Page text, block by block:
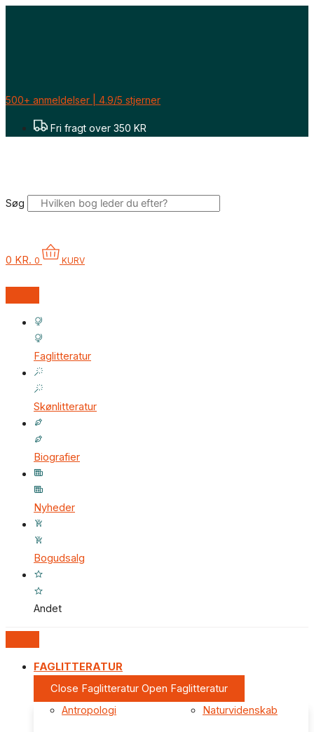
Gå
500+ anmeldelser | 4.9/5 stjerner
Fri fragt over 350 KR
Søg
0 KR. 0 KURV
Faglitteratur
Skønlitteratur
Biografier
Nyheder
Bogudsalg
Andet
FAGLITTERATUR
Close Faglitteratur Open Faglitteratur
Antropologi
Naturvidenskab